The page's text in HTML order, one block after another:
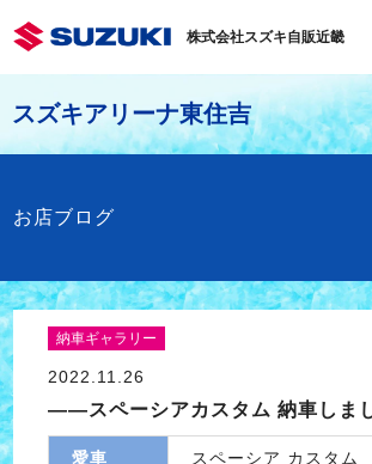
株式会社スズキ自販近畿
スズキアリーナ東住吉
お店ブログ
納車ギャラリー
2022.11.26
――スペーシアカスタム 納車しま
愛車 スペーシア カスタム